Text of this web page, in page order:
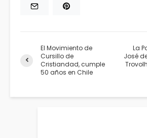
El Movimiento de
Cursillo de
Cristiandad, cumple
50 años en Chile
La
José